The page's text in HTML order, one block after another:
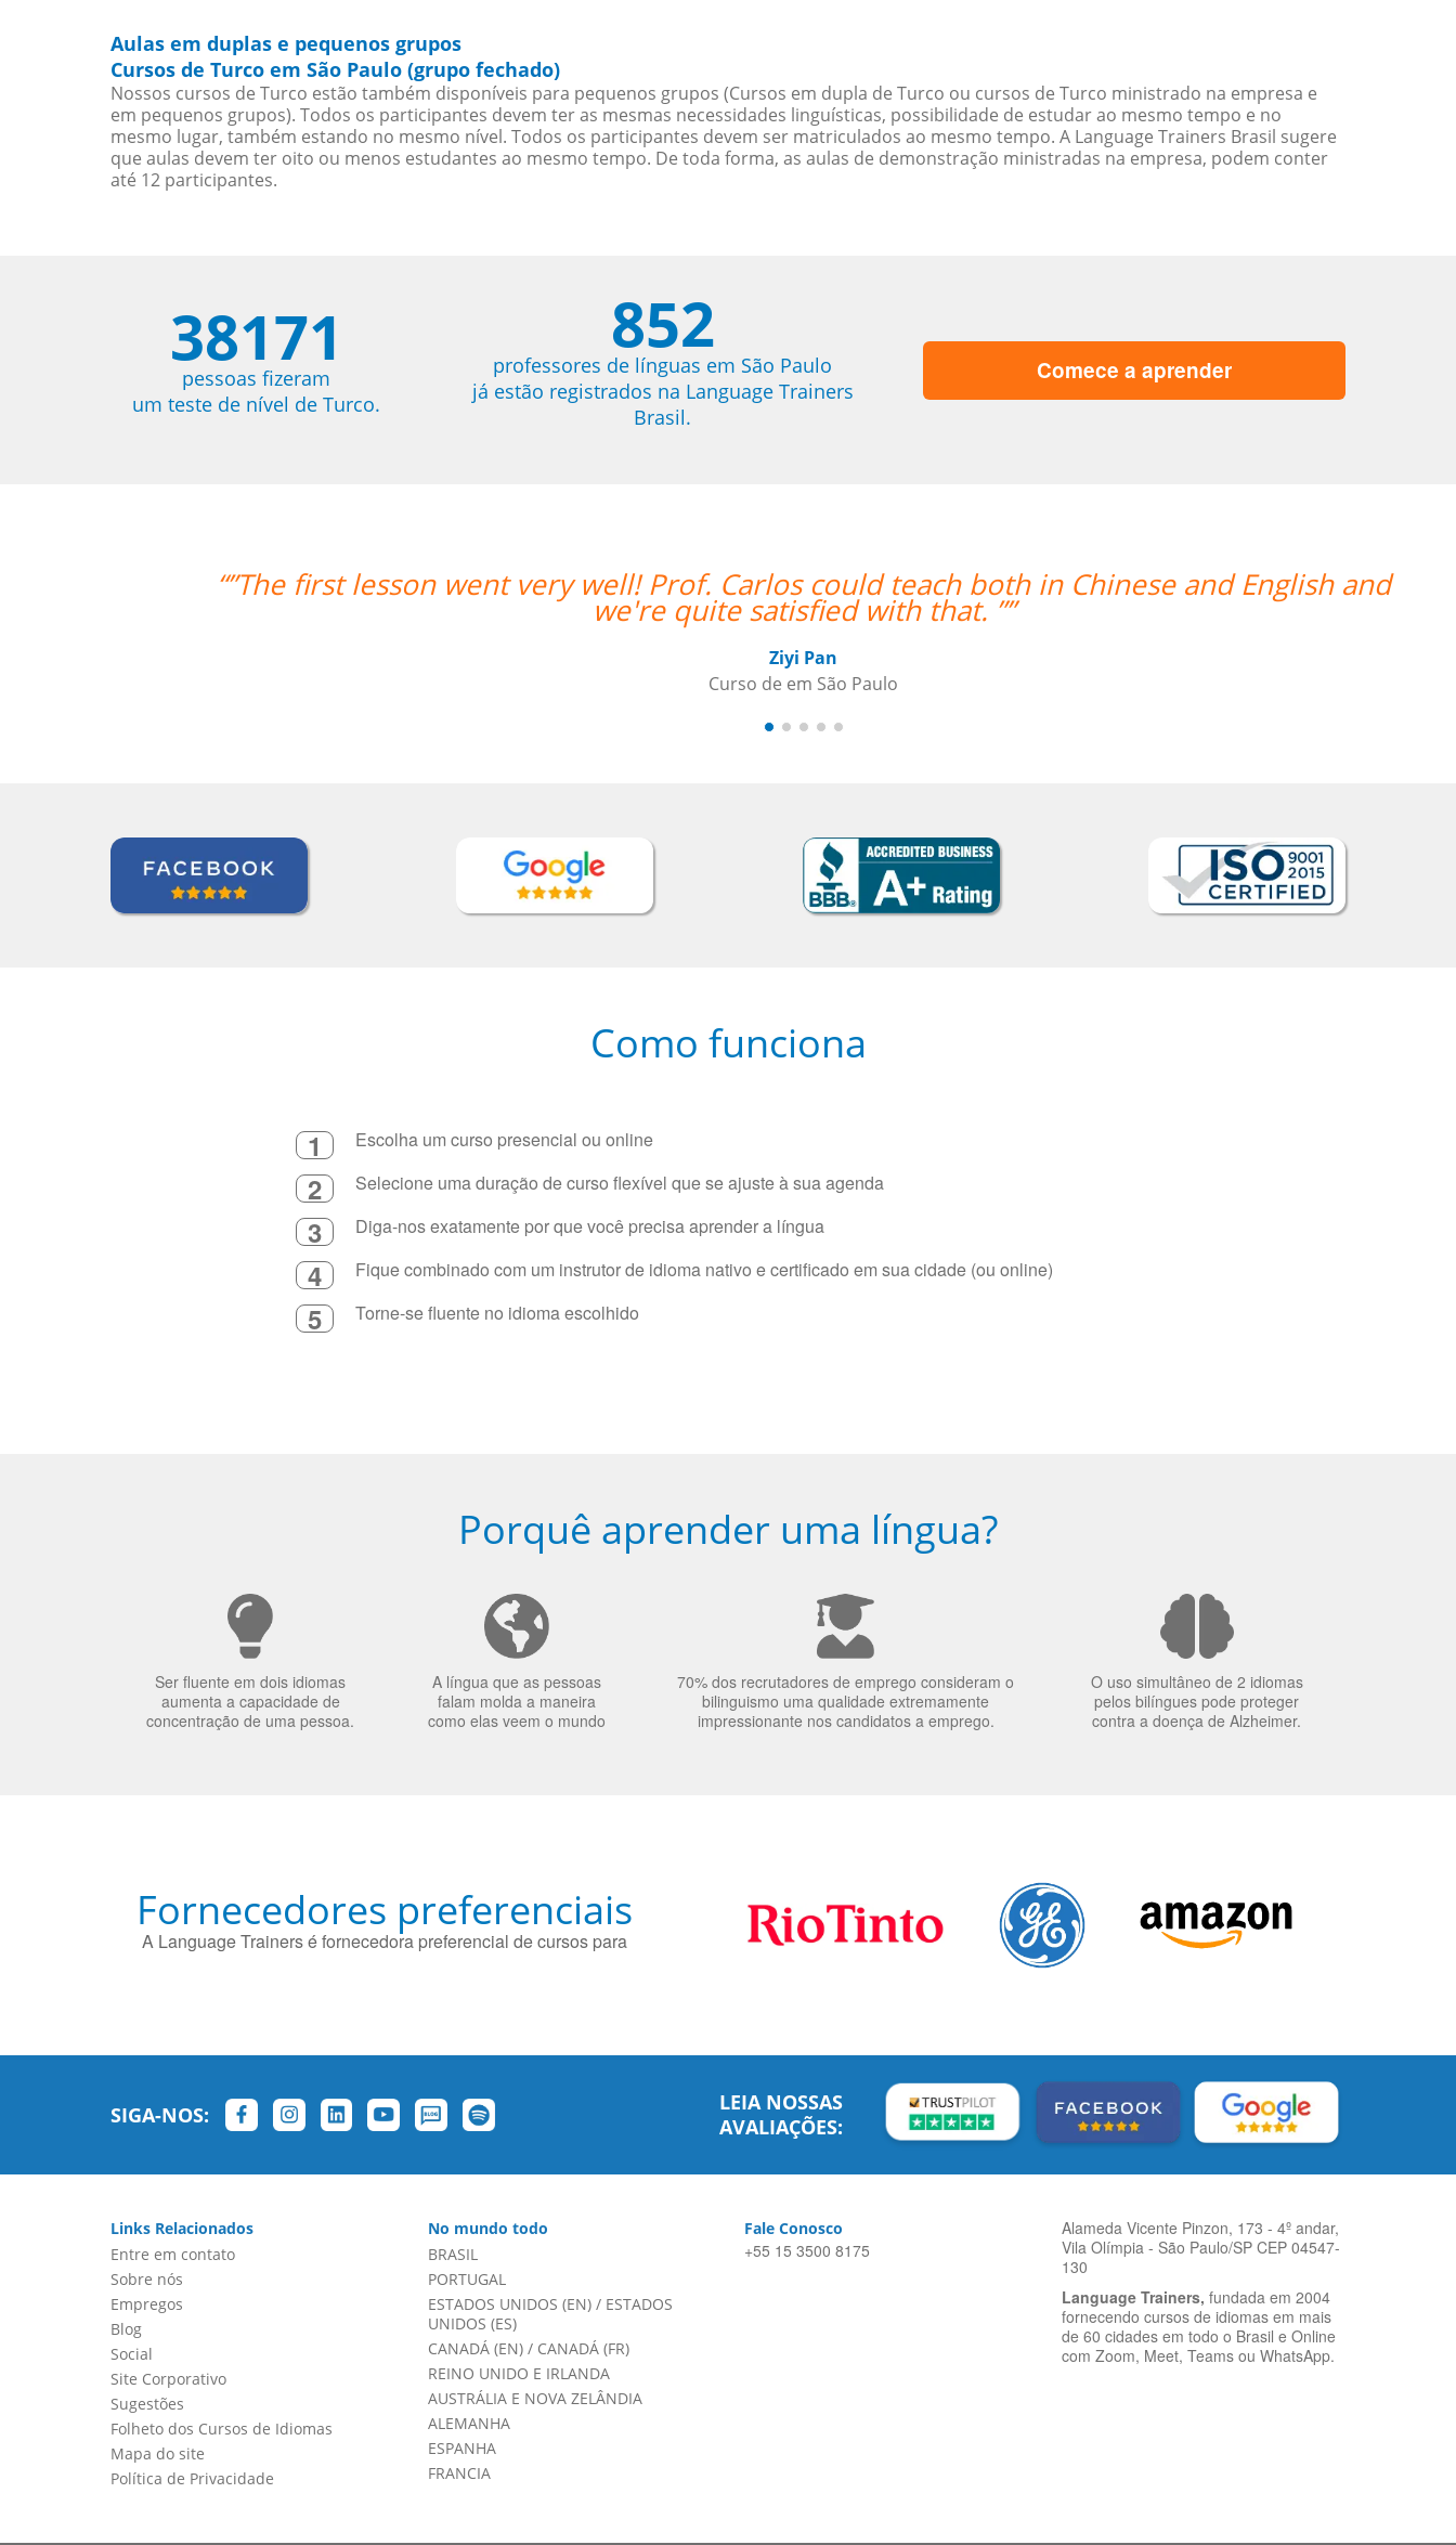
Aulas em duplas e pequenos grupos
Cursos de Turco em São Paulo (grupo fechado)
Nossos cursos de Turco estão também disponíveis para pequenos grupos (Cursos em dupla de Turco ou cursos de Turco ministrado na empresa e
em pequenos grupos). Todos os participantes devem ter as mesmas necessidades linguísticas, possibilidade de estudar ao mesmo tempo e no
mesmo lugar, também estando no mesmo nível. Todos os participantes devem ser matriculados ao mesmo tempo. A Language Trainers Brasil sugere
que aulas devem ter oito ou menos estudantes ao mesmo tempo. De toda forma, as aulas de demonstração ministradas na empresa, podem conter
até 12 participantes.
38171
pessoas fizeram
um teste de nível de Turco.
852
professores de línguas em São Paulo
já estão registrados na Language Trainers
Brasil.
Comece a aprender
went very well! Prof. Carlos could teach both in Chinese and English and
we're quite satisfied with that. ””
“”Venho o professor Marcus
mostrou sempre
Como funciona
1 Escolha um curso presencial ou online
2 Selecione uma duração de curso flexível que se ajuste à sua agenda
3 Diga-nos exatamente por que você precisa aprender a língua
4 Fique combinado com um instrutor de idioma nativo e certificado em sua cidade (ou online)
5 Torne-se fluente no idioma escolhido
Porquê aprender uma língua?
Ser fluente em dois idiomas
aumenta a capacidade de
concentração de uma pessoa.
A língua que as pessoas
falam molda a maneira
como elas veem o mundo
70% dos recrutadores de emprego consideram o
bilinguismo uma qualidade extremamente
impressionante nos candidatos a emprego.
O uso simultâneo de 2 idiomas
pelos bilíngues pode proteger
contra a doença de Alzheimer.
Fornecedores preferenciais
A Language Trainers é fornecedora preferencial de cursos para
SIGA-NOS:
LEIA NOSSAS
AVALIAÇÕES:
Links Relacionados
Entre em contato
Sobre nós
Empregos
Blog
Social
Site Corporativo
Sugestões
Folheto dos Cursos de Idiomas
Mapa do site
Política de Privacidade
No mundo todo
BRASIL
PORTUGAL
ESTADOS UNIDOS (EN)/ ESTADOS
UNIDOS (ES)
CANADÁ (EN)/ CANADÁ (FR)
REINO UNIDO E IRLANDA
AUSTRÁLIA E NOVA ZELÂNDIA
ALEMANHA
ESPANHA
FRANCIA
Fale Conosco
+55 15 3500 8175
Alameda Vicente Pinzon, 173 - 4º andar,
Vila Olímpia - São Paulo/SP CEP 04547-
130
Language Trainers, fundada em 2004
fornecendo cursos de idiomas em mais
de 60 cidades em todo o Brasil e Online
com Zoom, Meet, Teams ou WhatsApp.